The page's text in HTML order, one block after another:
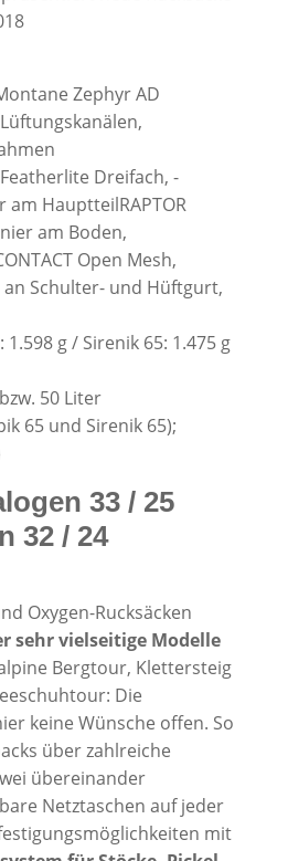
Zephyr AD
Featherlite Dreifach, -
am HauptteilRAPTOR
am Boden,
Open Mesh,
an Schulter- und Hüftgurt,
1.598 g / Sirenik 65: 1.475 g
50 Liter
65 und Sirenik 65);
33 / 25
32 / 24
Oxygen-Rucksäcken
sehr vielseitige Modelle
Bergtour, Klettersteig
Die
keine Wünsche offen. So
über zahlreiche
übereinander
Netztaschen auf jeder
mit